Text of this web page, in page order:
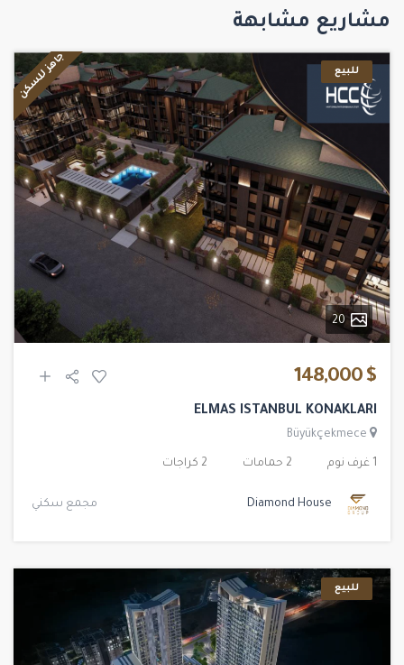
مشاريع مشابهة
للبيع جاهز للسكن
20
$ 148,000
ELMAS ISTANBUL KONAKLARI
Büyükçekmece
1 غرف نوم 2 حمامات 2 كراجات
Diamond House مجمع سكني
للبيع